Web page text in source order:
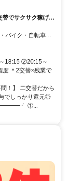
替でサクサク稼げ
応募OK！
18:15 ②20:15～
度 ＊2交替×残業で
！】 二交替だから
でしっかり還元◎
①...